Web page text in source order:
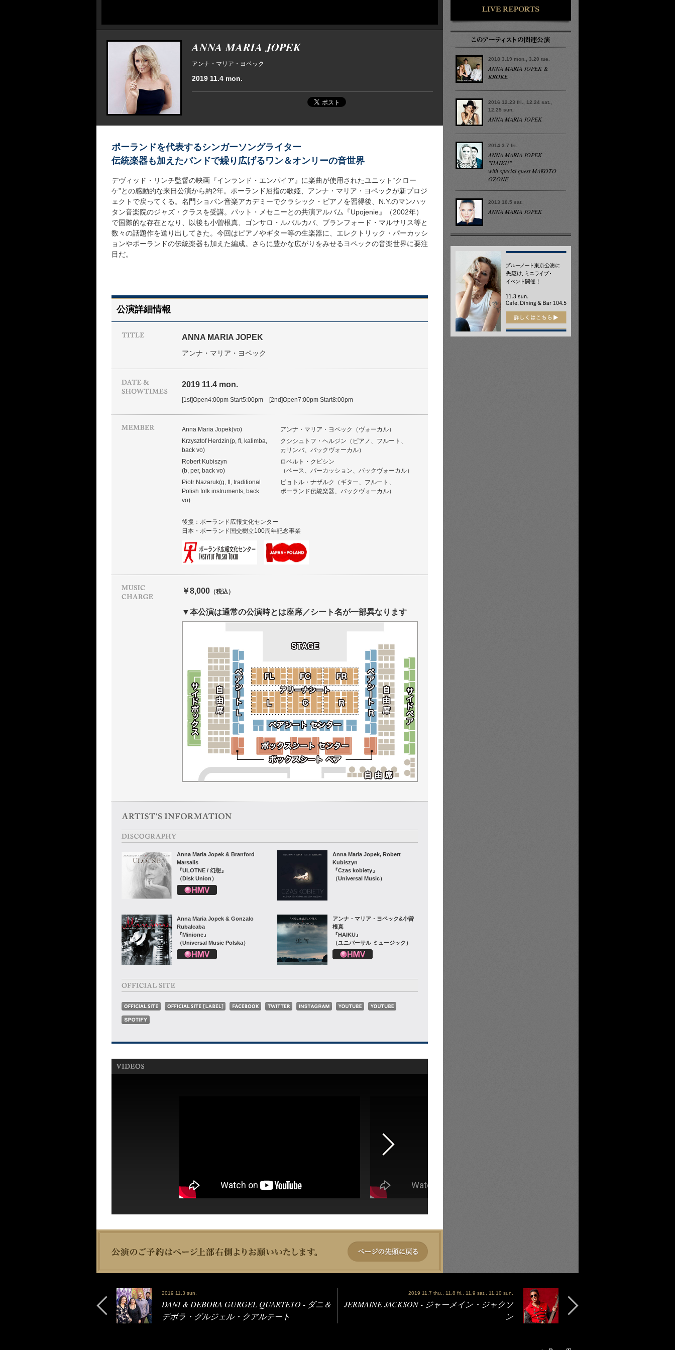
ANNA MARIA JOPEK
アンナ・マリア・ヨペック
2019 11.4 mon.
ポーランドを代表するシンガーソングライター
伝統楽器も加えたバンドで繰り広げるワン＆オンリーの音世界
デヴィッド・リンチ監督の映画『インランド・エンパイア』に楽曲が使用されたユニット“クロー
ケ”との感動的な来日公演から約2年。ポーランド屈指の歌姫、アンナ・マリア・ヨペックが新プロジ
ェクトで戻ってくる。名門ショパン音楽アカデミーでクラシック・ピアノを習得後、N.Y.のマンハッ
タン音楽院のジャズ・クラスを受講。パット・メセニーとの共演アルバム『Upojenie』（2002年）
で国際的な存在となり、以後も小曽根真、ゴンサロ・ルバルカバ、ブランフォード・マルサリス等と
数々の話題作を送り出してきた。今回はピアノやギター等の生楽器に、エレクトリック・パーカッシ
ョンやポーランドの伝統楽器も加えた編成。さらに豊かな広がりをみせるヨペックの音楽世界に要注
目だ。
公演詳細情報
ANNA MARIA JOPEK
アンナ・マリア・ヨペック
2019 11.4 mon.
[1st]Open4:00pm Start5:00pm [2nd]Open7:00pm Start8:00pm
Anna Maria Jopek(vo)
アンナ・マリア・ヨペック（ヴォーカル）
Krzysztof Herdzin(p, fl, kalimba,
back vo)
クシシュトフ・ヘルジン（ピアノ、フルート、
カリンバ、バックヴォーカル）
Robert Kubiszyn
(b, per, back vo)
ロベルト・クビシン
（ベース、パーカッション、バックヴォーカル）
Piotr Nazaruk(g, fl, traditional
Polish folk instruments, back
vo)
ピョトル・ナザルク（ギター、フルート、
ポーランド伝統楽器、バックヴォーカル）
後援：ポーランド広報文化センター
日本・ポーランド国交樹立100周年記念事業
￥8,000 （税込）
▼本公演は通常の公演時とは座席／シート名が一部異なります
Anna Maria Jopek & Branford
Marsalis
『ULOTNE / 幻想』
（Disk Union）
Anna Maria Jopek, Robert
Kubiszyn
『Czas kobiety』
（Universal Music）
Anna Maria Jopek & Gonzalo
Rubalcaba
『Minione』
（Universal Music Polska）
アンナ・マリア・ヨペック&小曽
根真
『HAIKU』
（ユニバーサル ミュージック）
2018 3.19 mon., 3.20 tue.
ANNA MARIA JOPEK &
KROKE
2016 12.23 fri., 12.24 sat.,
12.25 sun.
ANNA MARIA JOPEK
2014 3.7 fri.
ANNA MARIA JOPEK
"HAIKU"
with special guest MAKOTO
OZONE
2013 10.5 sat.
ANNA MARIA JOPEK
2019 11.3 sun.
DANI & DEBORA GURGEL QUARTETO - ダニ＆
デボラ・グルジェル・クアルテート
2019 11.7 thu., 11.8 fri., 11.9 sat., 11.10 sun.
JERMAINE JACKSON - ジャーメイン・ジャクソ
ン